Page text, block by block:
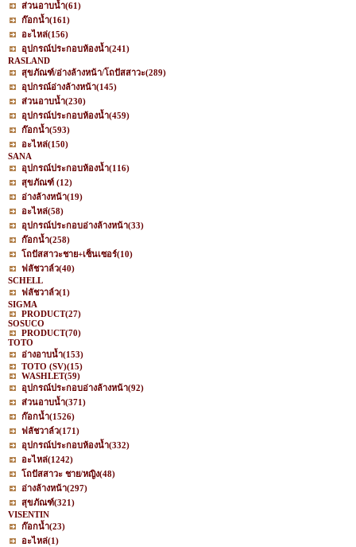
ส่วนอาบน้ำ(61)
ก๊อกน้ำ(161)
อะไหล่(156)
อุปกรณ์ประกอบห้องน้ำ(241)
RASLAND
สุขภัณฑ์/อ่างล้างหน้า/โถปัสสาวะ(289)
อุปกรณ์อ่างล้างหน้า(145)
ส่วนอาบน้ำ(230)
อุปกรณ์ประกอบห้องน้ำ(459)
ก๊อกน้ำ(593)
อะไหล่(150)
SANA
อุปกรณ์ประกอบห้องน้ำ(116)
สุขภัณฑ์ (12)
อ่างล้างหน้า(19)
อะไหล่(58)
อุปกรณ์ประกอบอ่างล้างหน้า(33)
ก๊อกน้ำ(258)
โถปัสสาวะชาย+เซ็นเซอร์(10)
ฟลัชวาล์ว(40)
SCHELL
ฟลัชวาล์ว(1)
SIGMA
PRODUCT(27)
SOSUCO
PRODUCT(70)
TOTO
อ่างอาบน้ำ(153)
TOTO (SV)(15)
WASHLET(59)
อุปกรณ์ประกอบอ่างล้างหน้า(92)
ส่วนอาบน้ำ(371)
ก๊อกน้ำ(1526)
ฟลัชวาล์ว(171)
อุปกรณ์ประกอบห้องน้ำ(332)
อะไหล่(1242)
โถปัสสาวะ ชาย/หญิง(48)
อ่างล้างหน้า(297)
สุขภัณฑ์(321)
VISENTIN
ก๊อกน้ำ(23)
อะไหล่(1)